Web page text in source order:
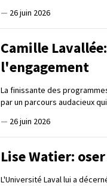
— 26 juin 2026
Camille
l'engagement
La finissante des
par un parcours audacieux
— 26 juin 2026
Lise Watier:
L'Université Laval lui a